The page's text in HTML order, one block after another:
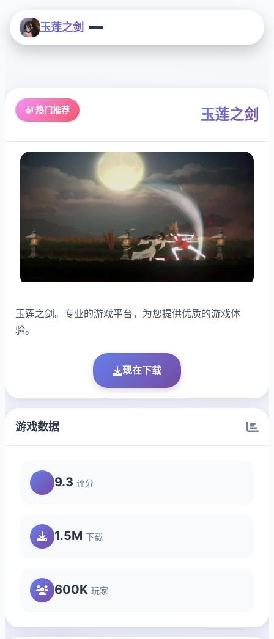
玉莲之剑
🎻 热门推荐 玉莲之剑
玉莲之剑。专业的游戏平台，为您提供优质的游戏体
验。
现在下载
游戏数据
9.3 评分
1.5M 下载
600K 玩家